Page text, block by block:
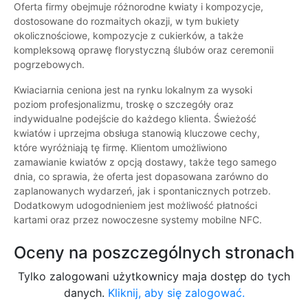
Oferta firmy obejmuje różnorodne kwiaty i kompozycje,
dostosowane do rozmaitych okazji, w tym bukiety
okolicznościowe, kompozycje z cukierków, a także
kompleksową oprawę florystyczną ślubów oraz ceremonii
pogrzebowych.
Kwiaciarnia ceniona jest na rynku lokalnym za wysoki
poziom profesjonalizmu, troskę o szczegóły oraz
indywidualne podejście do każdego klienta. Świeżość
kwiatów i uprzejma obsługa stanowią kluczowe cechy,
które wyróżniają tę firmę. Klientom umożliwiono
zamawianie kwiatów z opcją dostawy, także tego samego
dnia, co sprawia, że oferta jest dopasowana zarówno do
zaplanowanych wydarzeń, jak i spontanicznych potrzeb.
Dodatkowym udogodnieniem jest możliwość płatności
kartami oraz przez nowoczesne systemy mobilne NFC.
Oceny na poszczególnych stronach
Tylko zalogowani użytkownicy maja dostęp do tych
danych. Kliknij, aby się zalogować.